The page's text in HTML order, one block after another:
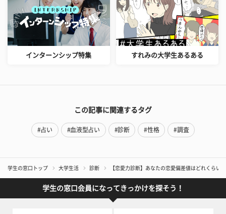
インターンシップ特集 すれみの大学生あるある
この記事に関連するタグ
#占い #血液型占い #診断 #性格 #調査
学生の窓口トップ 大学生活 診断 【恋愛力診断】あなたの恋愛偏差値はどれくらい
学生の窓口会員になってきっかけを探そう！